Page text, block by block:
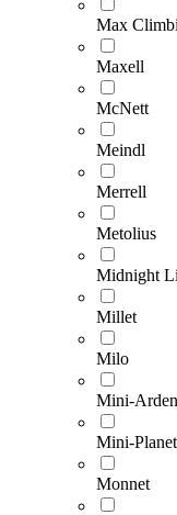
Max
Maxell
McNett
Meindl
Merrell
Metolius
Midnight
Millet
Milo
Mini-
Mini-Planet
Monnet